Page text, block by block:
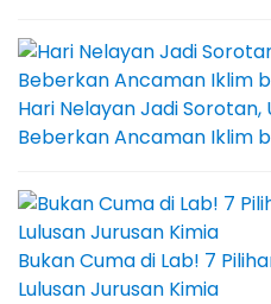
Hari Nelayan Jadi
Beberkan Ancaman Iklim
Bukan Cuma di Lab! 7
Lulusan Jurusan Kimia